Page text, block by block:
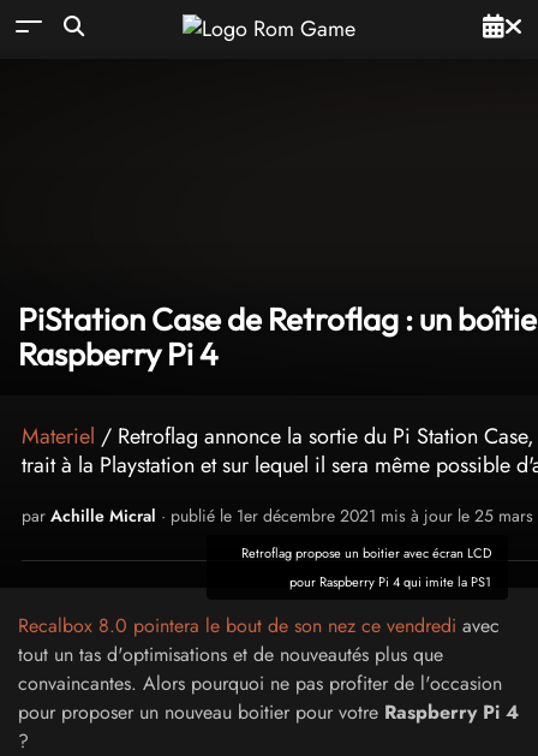
PiStation Case de Retroflag : un
Raspberry Pi 4
Materiel / Retroflag annonce la sortie du Pi Station
trait à la Playstation et sur lequel il sera même possible
par Achille Micral · publié le 1er décembre 2021 mis à jour le 25
Retroflag propose un boitier avec écran LCD
pour Raspberry Pi 4 qui imite la PS1
Recalbox 8.0 pointera le bout de son nez ce vendredi avec
tout un tas d'optimisations et de nouveautés plus que
convaincantes. Alors pourquoi ne pas profiter de l'occasion
pour proposer un nouveau boitier pour votre Raspberry Pi 4
?